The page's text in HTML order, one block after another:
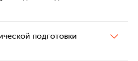
подготовки